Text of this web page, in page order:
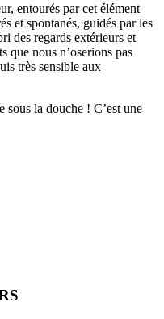
entourés par cet élément
et spontanés, guidés par les
des regards extérieurs et
que nous n’oserions pas
très sensible aux
sous la douche ! C’est une